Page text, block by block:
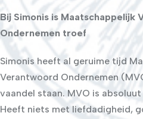
Bij Simonis is Maatschappelijk
Ondernemen troef
Simonis heeft al geruime tijd
Verantwoord Ondernemen
vaandel staan. MVO is
Heeft niets met liefdadigheid,